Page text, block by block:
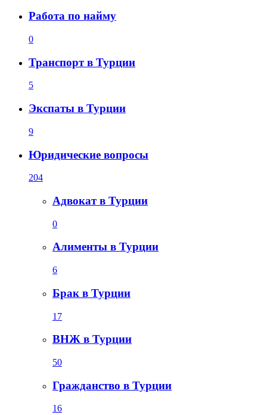
Работа по найму
0
Транспорт в Турции
5
Экспаты в Турции
9
Юридические вопросы
204
Адвокат в Турции
0
Алименты в Турции
6
Брак в Турции
17
ВНЖ в Турции
50
Гражданство в Турции
16